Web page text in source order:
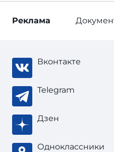
Реклама
Вконтакте
Telegram
Дзен
Одноклассники